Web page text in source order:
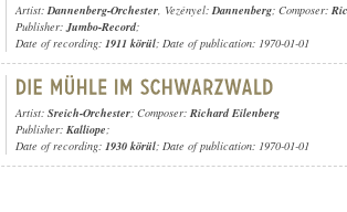
Artist:Dannenberg-Orchester, Vezényel:Dannenberg; Composer:
Publisher:Jumbo-Record;
Date of recording: 1911 körül; Date of publication: 1970-01-01
Artist: Sreich-Orchester; Composer: Richard Eilenberg
Publisher: Kalliope;
Date of recording: 1930 körül; Date of publication: 1970-01-01